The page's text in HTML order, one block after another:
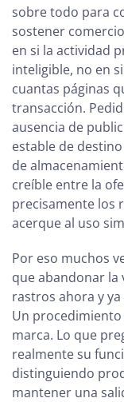
sobre todo para
sostener
en si la actividad
inteligible, no en
cuantas páginas
transacción.
ausencia de
estable de
de
creíble entre la
precisamente los
acerque al uso
Por eso muchos
que abandonar la
rastros ahora y
Un
marca. Lo que
realmente su
distinguiendo
mantener una